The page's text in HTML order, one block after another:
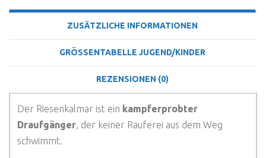
ZUSÄTZLICHE INFORMATIONEN
GRÖSSENTABELLE JUGEND/KINDER
REZENSIONEN (0)
Der Riesenkalmar ist ein kampferprobter
Draufgänger, der keiner Rauferei aus dem Weg
schwimmt.